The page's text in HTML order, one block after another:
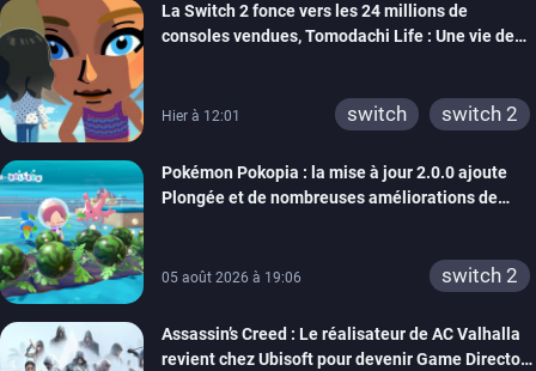
wiiu
3ds
ps3
xbox 360
switch 2
La Switch 2 fonce vers les 24 millions de
consoles vendues, Tomodachi Life : Une vie de
Hier à 12:01 switch switch 2
Pokémon Pokopia : la mise à jour 2.0.0 ajoute
Plongée et de nombreuses améliorations de
05 août 2026 à 19:06 switch 2
Assassin’s Creed : Le réalisateur de AC Valhalla
revient chez Ubisoft pour devenir Game Director